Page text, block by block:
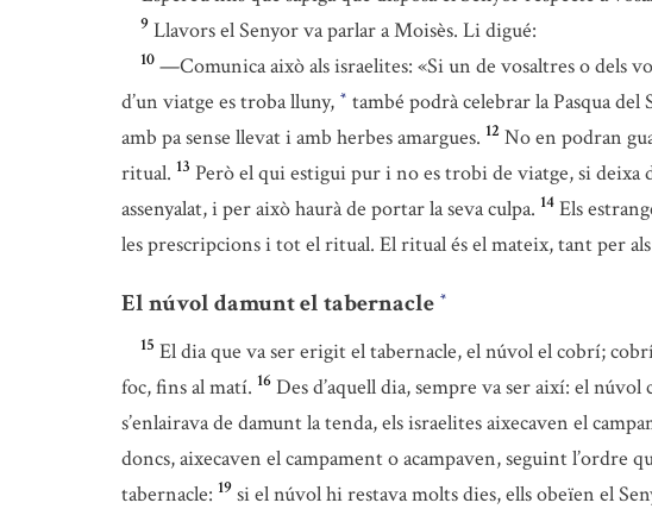
9 Llavors el Senyor va parlar a Moisès. Li digué:
10 —Comunica això als israelites: «Si un de vosaltres o dels
d’un viatge es troba lluny, * també podrà celebrar la Pasqua del
amb pa sense llevat i amb herbes amargues. 12 No en podran
ritual. 13 Però el qui estigui pur i no es trobi de viatge, si deixa
assenyalat, i per això haurà de portar la seva culpa. 14 Els
les prescripcions i tot el ritual. El ritual és el mateix, tant per
El núvol damunt el tabernacle *
15 El dia que va ser erigit el tabernacle, el núvol el cobrí;
foc, fins al matí. 16 Des d’aquell dia, sempre va ser així: el
s’enlairava de damunt la tenda, els israelites aixecaven el
doncs, aixecaven el campament o acampaven, seguint l’ordre
tabernacle: 19 si el núvol hi restava molts dies, ells obeïen el